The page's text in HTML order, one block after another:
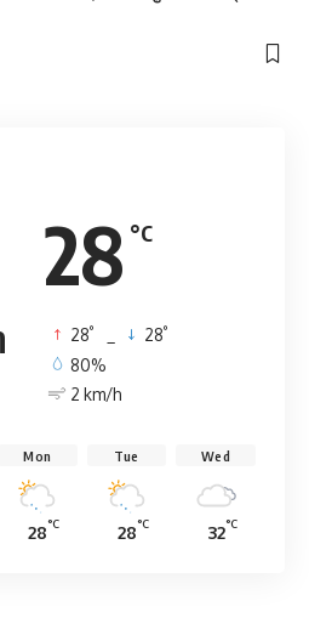
28 °C
28° 28°
80%
2 km/h
Mon
28°C
Tue
28°C
Wed
32°C